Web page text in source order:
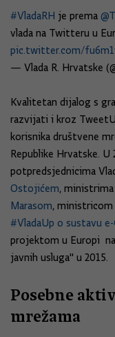
#VladaRH je prema
vlada na Twitteru u
pic.twitter.com/
— Vlada R. Hrvatske
Kvalitetan dijalog s
razvijati i kroz
korisnika društvene
Republike Hrvatske. U
potpredsjednicima
Ostojićem,
Marasom, ministricom
#VladaUp o sustavu e-
projektom u Europi
javnih usluga" u 2015.
Posebne
mrežama